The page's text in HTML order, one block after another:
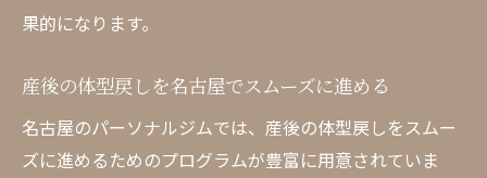
果的になります。
産後の体型戻しを名古屋でスムーズに進める
名古屋のパーソナルジムでは、産後の体型戻しをスムー
ズに進めるためのプログラムが豊富に用意されていま